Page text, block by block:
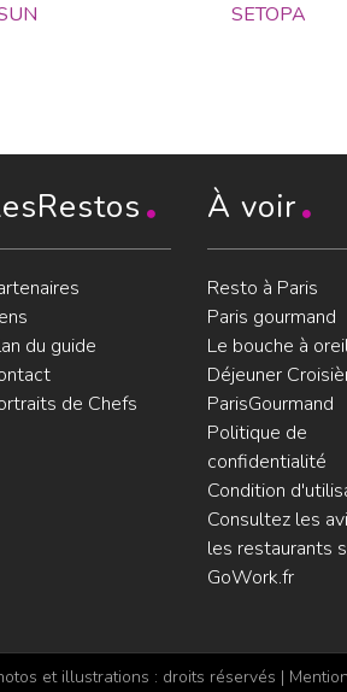
SETOPA
du guide
de Chefs
À voir
Resto à Paris
Paris gourmand
Le bouche à
Déjeuner
ParisGourmand
Politique de
confidentialité
Condition
Consultez les
les restaurants
GoWork.fr
et illustrations : droits réservés |